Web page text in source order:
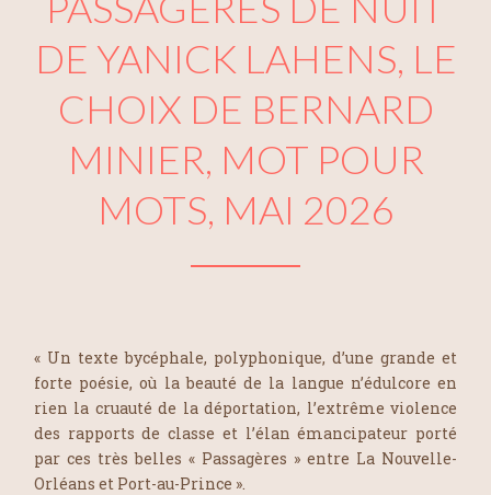
DE YANICK LAHENS, LE
CHOIX DE BERNARD
MINIER, MOT POUR
MOTS, MAI 2026
« Un texte bycéphale, polyphonique, d’une grande et
forte poésie, où la beauté de la langue n’édulcore en
rien la cruauté de la déportation, l’extrême violence
des rapports de classe et l’élan émancipateur porté
par ces très belles « Passagères » entre La Nouvelle-
Orléans et Port-au-Prince ».